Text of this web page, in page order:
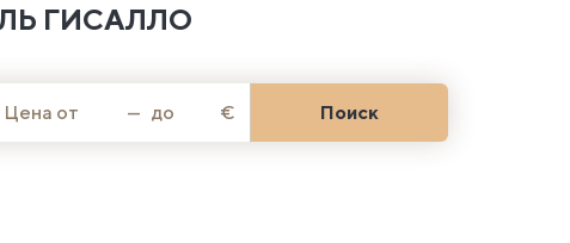
ГИСАЛЛО
Цена от — до € Поиск